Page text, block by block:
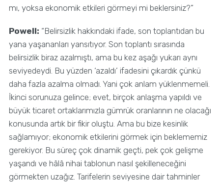
mı, yoksa ekonomik etkileri görmeyi mi beklersiniz?”
Powell: “Belirsizlik hakkındaki ifade, son toplantıdan bu
yana yaşananları yansıtıyor. Son toplantı sırasında
belirsizlik biraz azalmıştı, ama bu kez aşağı yukarı aynı
seviyedeydi. Bu yüzden ‘azaldı’ ifadesini çıkardık çünkü
daha fazla azalma olmadı. Yani çok anlam yüklenmemeli.
İkinci sorunuza gelince; evet, birçok anlaşma yapıldı ve
büyük ticaret ortaklarımızla gümrük oranlarının ne olacağı
konusunda artık bir fikir oluştu. Ama bu bize kesinlik
sağlamıyor; ekonomik etkilerini görmek için beklememiz
gerekiyor. Bu süreç çok dinamik geçti, pek çok gelişme
yaşandı ve hâlâ nihai tablonun nasıl şekilleneceğini
görmekten uzağız. Tarifelerin seviyesine dair tahminler